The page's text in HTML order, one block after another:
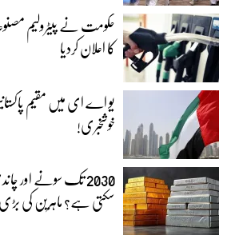
حکومت نے پیٹرولیم
کا اعلان کردیا
یو اے ای میں مقیم
خوشخبری!
2030 تک سونے اور
سکتی ہے؟ ماہرین کی